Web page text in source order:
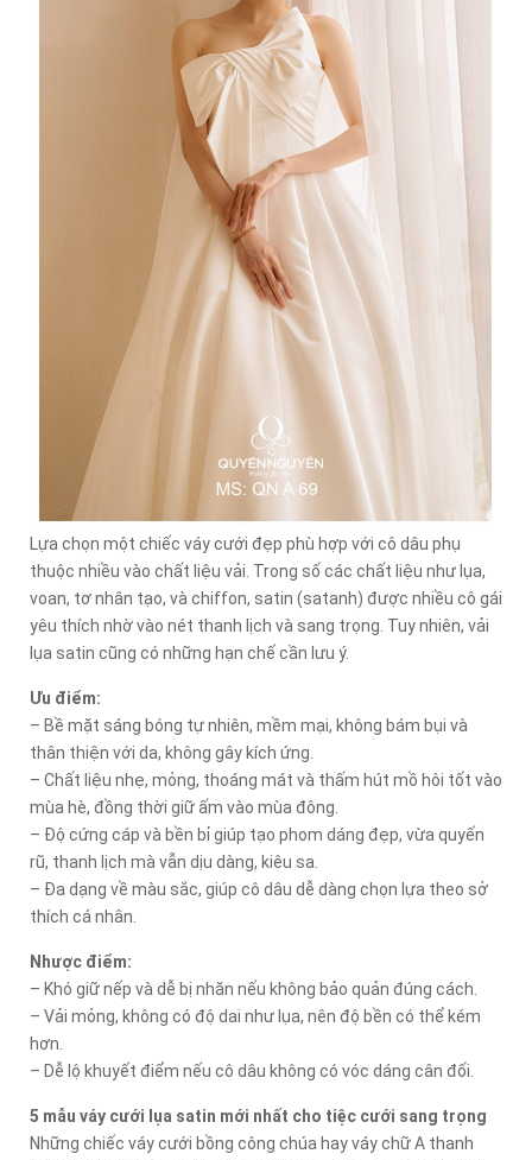
Lựa chọn một chiếc váy cưới đẹp phù hợp với cô dâu phụ
thuộc nhiều vào chất liệu vải. Trong số các chất liệu như lụa,
voan, tơ nhân tạo, và chiffon, satin (satanh) được nhiều cô gái
yêu thích nhờ vào nét thanh lịch và sang trọng. Tuy nhiên, vải
lụa satin cũng có những hạn chế cần lưu ý.
Ưu điểm:
– Bề mặt sáng bóng tự nhiên, mềm mại, không bám bụi và
thân thiện với da, không gây kích ứng.
– Chất liệu nhẹ, mỏng, thoáng mát và thấm hút mồ hôi tốt vào
mùa hè, đồng thời giữ ấm vào mùa đông.
– Độ cứng cáp và bền bỉ giúp tạo phom dáng đẹp, vừa quyến
rũ, thanh lịch mà vẫn dịu dàng, kiêu sa.
– Đa dạng về màu sắc, giúp cô dâu dễ dàng chọn lựa theo sở
thích cá nhân.
Nhược điểm:
– Khó giữ nếp và dễ bị nhăn nếu không bảo quản đúng cách.
– Vải mỏng, không có độ dai như lụa, nên độ bền có thể kém
hơn.
– Dễ lộ khuyết điểm nếu cô dâu không có vóc dáng cân đối.
5 mẫu váy cưới lụa satin mới nhất cho tiệc cưới sang trọng
Những chiếc váy cưới bồng công chúa hay váy chữ A thanh